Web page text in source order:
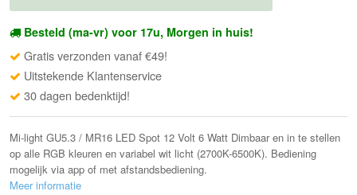
Besteld (ma-vr) voor 17u, Morgen in huis!
Gratis verzonden vanaf €49!
Uitstekende Klantenservice
30 dagen bedenktijd!
Mi-light GU5.3 / MR16 LED Spot 12 Volt 6 Watt Dimbaar en in te stellen
op alle RGB kleuren en variabel wit licht (2700K-6500K). Bediening
mogelijk via app of met afstandsbediening.
Meer informatie